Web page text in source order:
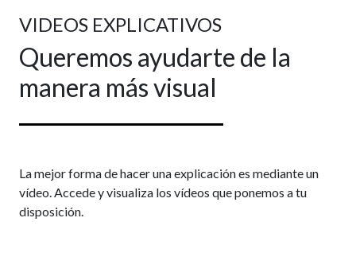
VIDEOS EXPLICATIVOS
Queremos ayudarte de la
manera más visual
La mejor forma de hacer una explicación es mediante un
vídeo. Accede y visualiza los vídeos que ponemos a tu
disposición.